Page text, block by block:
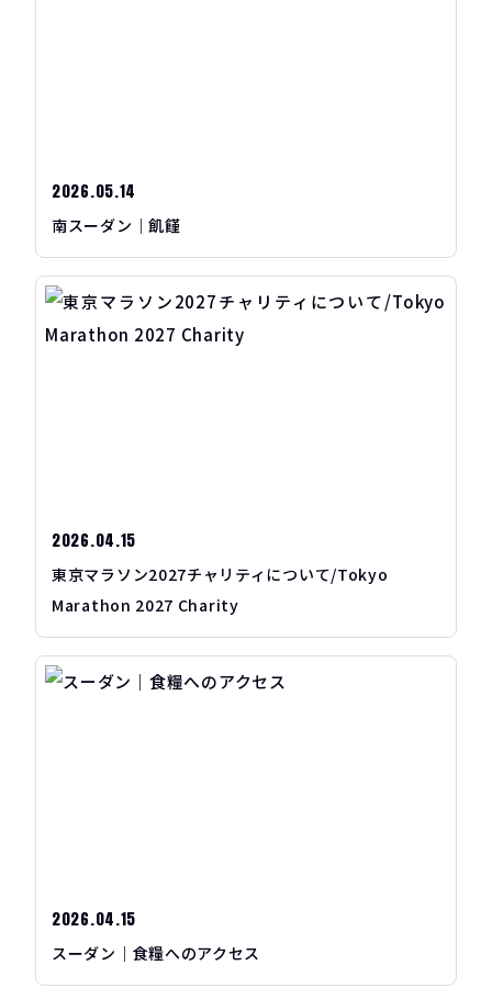
2026.05.14
南スーダン｜飢饉
2026.04.15
東京マラソン2027チャリティについて/Tokyo
Marathon 2027 Charity
2026.04.15
スーダン｜食糧へのアクセス